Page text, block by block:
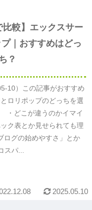
比較】エックスサー
｜おすすめはどっ
？
10）この記事がおすすめ
ロリポップのどっちを選
・どこが違うのかイマイ
ク表とか見せられても理
グの始めやすさ」とか
スパ...
2025.05.10